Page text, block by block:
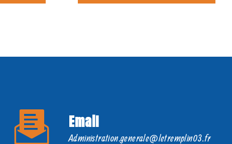
Email
administration.generale@letremplin03.fr